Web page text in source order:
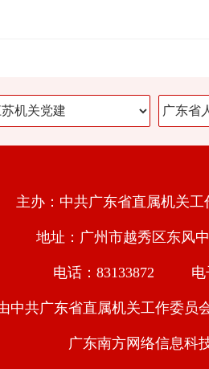
主办：中共广东省直属机
地址：广州市越秀区东风
电话：83133872 电子
中共广东省直属机关工作委员
广东南方网络信息科